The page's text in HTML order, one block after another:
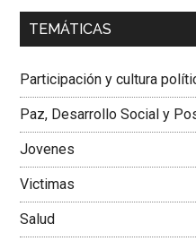
00:00
Dra. Carolina Corcho Mejía,
Colombiana
TEMÁTICAS
Participación y cultura
Paz, Desarrollo Social y
Jovenes
Victimas
Salud